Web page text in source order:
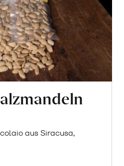
aus Siracusa,